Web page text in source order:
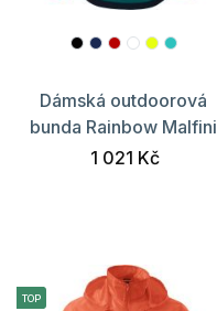
Dámská outdoorová
bunda Rainbow Malfini
1 021 Kč
TOP